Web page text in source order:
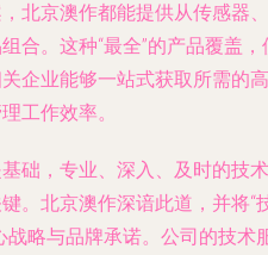
北京澳作都能提供从传感器、
合。这种“最全”的产品覆盖，
企业能够一站式获取所需的高
工作效率。
础，专业、深入、及时的技术
。北京澳作深谙此道，并将“
战略与品牌承诺。公司的技术